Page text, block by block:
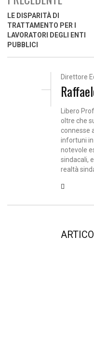
LE DISPARITÀ DI
TRATTAMENTO PER I
LAVORATORI DEGLI ENTI
PUBBLICI
Direttore
Libero
oltre che
connesse
infortuni
notevole
sindacali,
realtà